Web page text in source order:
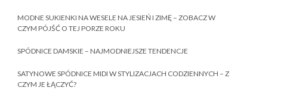
MODNE SUKIENKI NA WESELE NA JESIEŃ I ZIMĘ – ZOBACZ W
CZYM PÓJŚĆ O TEJ PORZE ROKU
SPÓDNICE DAMSKIE – NAJMODNIEJSZE TENDENCJE
SATYNOWE SPÓDNICE MIDI W STYLIZACJACH CODZIENNYCH – Z
CZYM JE ŁĄCZYĆ?